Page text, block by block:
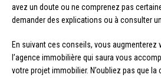
avez un doute ou ne comprenez pas
demander des explications ou à consulter
En suivant ces conseils, vous augmenterez
l’agence immobilière qui saura vous
votre projet immobilier. N’oubliez pas que la